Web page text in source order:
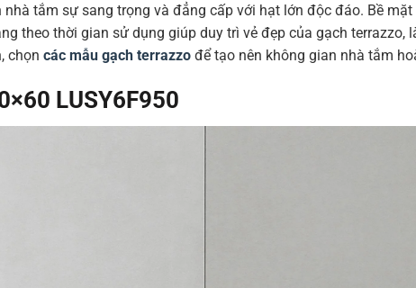
tắm sự sang trọng và đẳng cấp với hạt lớn độc đáo. Bề
theo thời gian sử dụng giúp duy trì vẻ đẹp của gạch terrazzo,
chọn các mẫu gạch terrazzo để tạo nên không gian nhà tắm
LUSY6F950